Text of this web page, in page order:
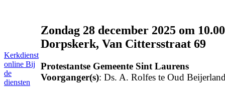
Kerkdienst
online Bij
de
diensten
Zondag 28 december 2025 om
Dorpskerk, Van Cittersstraat 69
Protestantse Gemeente Sint Laurens
Voorganger(s): Ds. A. Rolfes te Oud